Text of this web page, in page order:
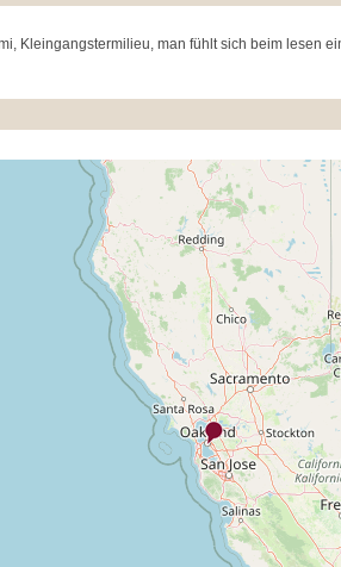
Kleingangstermilieu, man fühlt sich beim lesen